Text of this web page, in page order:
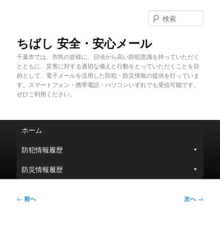
ちばし 安全・安心メール
千葉市では、市民の皆様に、日頃から高い防犯意識を持っていただく
とともに、災害に対する適切な備えと行動をとっていただくことを目
的として、電子メールを活用した防犯・防災情報の提供を行っていま
す。スマートフォン・携帯電話・パソコンいずれでも受信可能です。
ぜひご利用ください。
索
ュ
ホーム
防犯情報履歴
防災情報履歴
投
← 前へ 次へ→